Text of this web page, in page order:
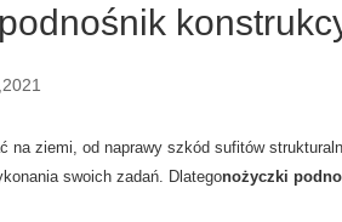
ziemi, od naprawy szkód sufitów
swoich zadań. Dlategonożyczki